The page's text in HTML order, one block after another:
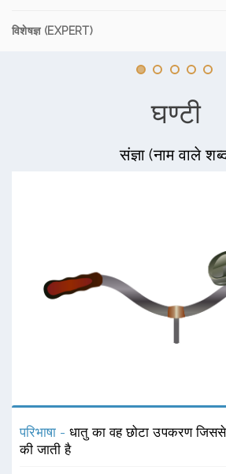
विशेषज्ञ (EXPERT)
घण्टी
संज्ञा (नाम वाले
परिभाषा - धातु का वह छोटा उपकरण जिससे
की जाती है